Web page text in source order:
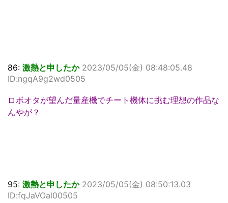
86: 激熱と申したか 2023/05/05(金) 08:48:05.48
ID:ngqA9g2wd0505
ロボオタが望んだ量産機でチート機体に挑む理想の作品な
んやが？
95: 激熱と申したか 2023/05/05(金) 08:50:13.03
ID:fqJaVOal00505